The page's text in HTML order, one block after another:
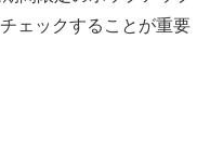
ェックすることが重要